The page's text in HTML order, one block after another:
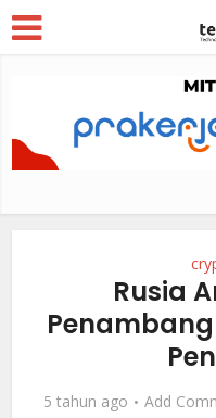
Rusia
5 tahun ago Add